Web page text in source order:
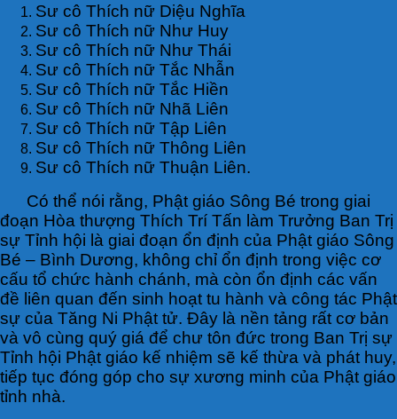
Sư cô Thích nữ Diệu Nghĩa
Sư cô Thích nữ Như Huy
Sư cô Thích nữ Như Thái
Sư cô Thích nữ Tắc Nhẫn
Sư cô Thích nữ Tắc Hiền
Sư cô Thích nữ Nhã Liên
Sư cô Thích nữ Tập Liên
Sư cô Thích nữ Thông Liên
Sư cô Thích nữ Thuận Liên.
Có thể nói rằng, Phật giáo Sông Bé trong giai
đoạn Hòa thượng Thích Trí Tấn làm Trưởng Ban Trị
sự Tỉnh hội là giai đoạn ổn định của Phật giáo Sông
Bé – Bình Dương, không chỉ ổn định trong việc cơ
cấu tổ chức hành chánh, mà còn ổn định các vấn
đề liên quan đến sinh hoạt tu hành và công tác Phật
sự của Tăng Ni Phật tử. Đây là nền tảng rất cơ bản
và vô cùng quý giá để chư tôn đức trong Ban Trị sự
Tỉnh hội Phật giáo kế nhiệm sẽ kế thừa và phát huy,
tiếp tục đóng góp cho sự xương minh của Phật giáo
tỉnh nhà.